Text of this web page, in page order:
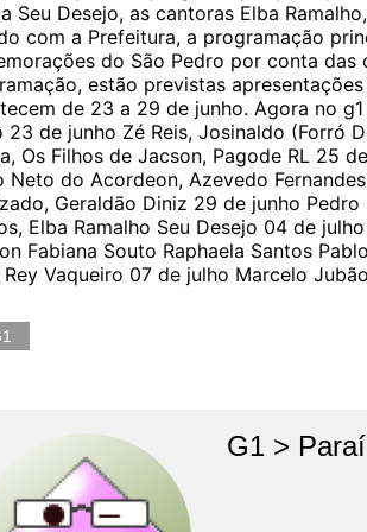
Seu Desejo, as cantoras Elba
com a Prefeitura, a programação
do São Pedro por conta das
estão previstas
de 23 a 29 de junho. Agora no
23 de junho Zé Reis, Josinaldo (Forró
Os Filhos de Jacson, Pagode RL 25
Neto do Acordeon, Azevedo
Geraldão Diniz 29 de junho
Elba Ramalho Seu Desejo 04 de
Fabiana Souto Raphaela Santos
Rey Vaqueiro 07 de julho Marcelo
G1 >